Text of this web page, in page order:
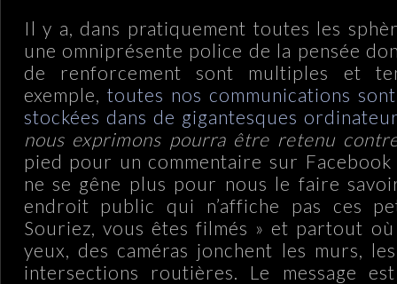
Il y a, dans pratiquement toutes les
une omniprésente police de la pensée
de renforcement sont multiples et
exemple, toutes nos communications
stockées dans de gigantesques
nous exprimons pourra être retenu
pied pour un commentaire sur
ne se gêne plus pour nous le faire
endroit public qui n’affiche pas ces
Souriez, vous êtes filmés » et partout
yeux, des caméras jonchent les murs,
intersections routières. Le message